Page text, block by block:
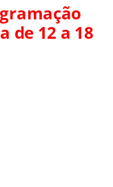
de 12 a 18